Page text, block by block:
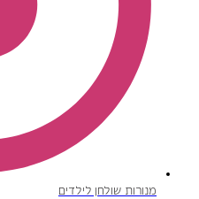
מנורות שולחן לילדים